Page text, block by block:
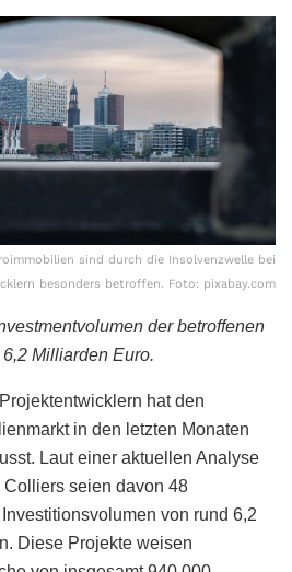
sind durch die Insolvenzwelle bei
besonders betroffen. Foto: pixabay.com
der betroffenen
Milliarden Euro.
hat den
in den letzten Monaten
Laut einer aktuellen Analyse
seien davon 48
von rund 6,2
Diese Projekte weisen